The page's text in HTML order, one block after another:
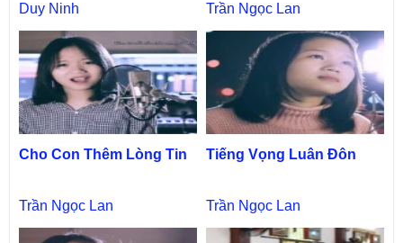
Duy Ninh Trần Ngọc Lan
Cho Con Thêm Lòng Tin
Trần Ngọc Lan
Tiếng Vọng Luân Đôn
Trần Ngọc Lan